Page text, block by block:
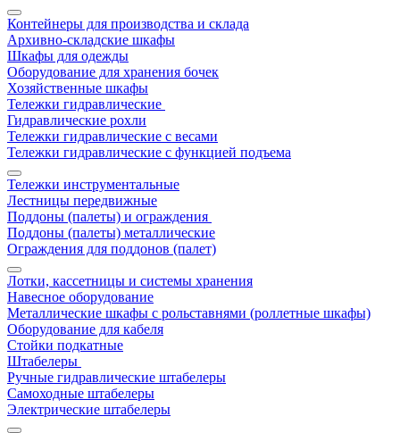
Контейнеры для производства и склада
Архивно-складские шкафы
Шкафы для одежды
Оборудование для хранения бочек
Хозяйственные шкафы
Тележки гидравлические
Гидравлические рохли
Тележки гидравлические с весами
Тележки гидравлические с функцией подъема
Тележки инструментальные
Лестницы передвижные
Поддоны (палеты) и ограждения
Поддоны (палеты) металлические
Ограждения для поддонов (палет)
Лотки, кассетницы и системы хранения
Навесное оборудование
Металлические шкафы с рольставнями (роллетные шкафы)
Оборудование для кабеля
Стойки подкатные
Штабелеры
Ручные гидравлические штабелеры
Самоходные штабелеры
Электрические штабелеры